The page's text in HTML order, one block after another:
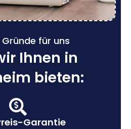
für uns
Ihnen in
bieten:
Garantie